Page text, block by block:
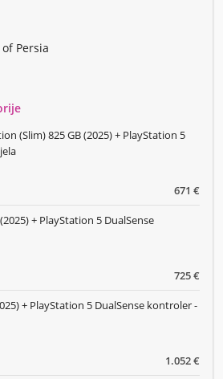
Persia
671 €
(Slim) 825 GB (2025) + PlayStation 5
725 €
+ PlayStation 5 DualSense
1.052 €
+ PlayStation 5 DualSense kontroler -